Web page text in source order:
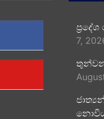
7,
තුන්වන
නොවිය